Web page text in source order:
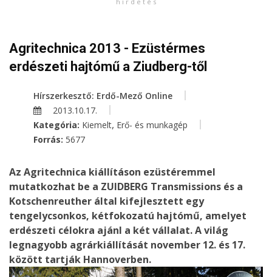
Agritechnica 2013 - Ezüstérmes
erdészeti hajtómű a Ziudberg-től
Hírszerkesztő: Erdő-Mező Online
2013.10.17.
Kategória: Kiemelt, Erő- és munkagép
Forrás: 5677
Az Agritechnica kiállításon ezüstéremmel
mutatkozhat be a ZUIDBERG Transmissions és a
Kotschenreuther által kifejlesztett egy
tengelycsonkos, kétfokozatú hajtómű, amelyet
erdészeti célokra ajánl a két vállalat. A világ
legnagyobb agrárkiállítását november 12. és 17.
között tartják Hannoverben.